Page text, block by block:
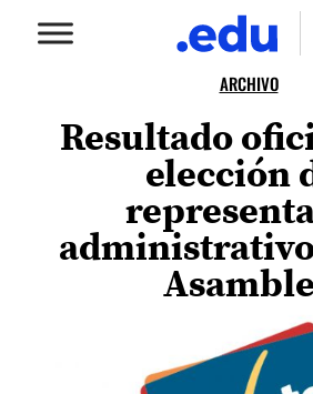
ARCHIVO
Resultado
elección